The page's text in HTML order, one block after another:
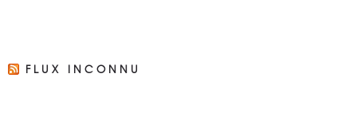
FLUX INCONNU